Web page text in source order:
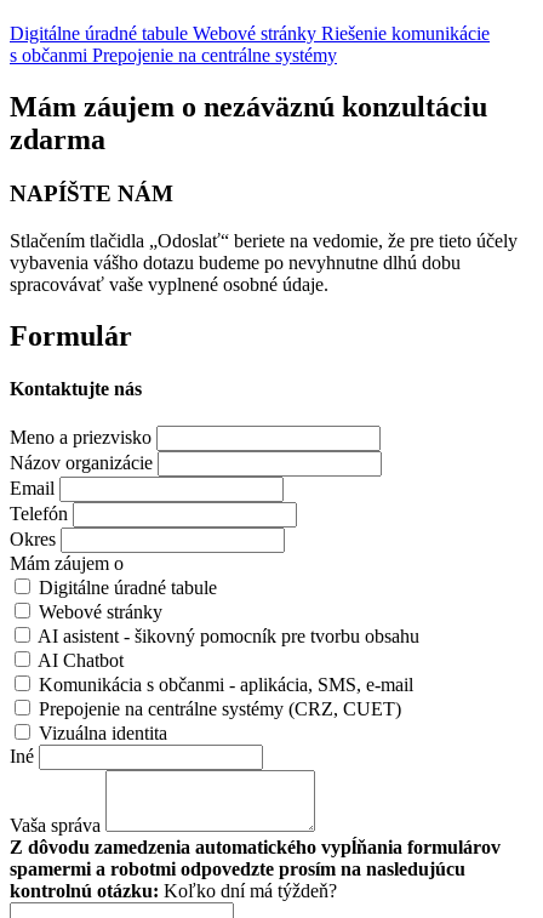
Digitálne úradné tabule Webové stránky Riešenie komunikácie
s občanmi Prepojenie na centrálne systémy
Mám záujem o nezáväznú konzultáciu
zdarma
NAPÍŠTE NÁM
Stlačením tlačidla „Odoslať“ beriete na vedomie, že pre tieto účely
vybavenia vášho dotazu budeme po nevyhnutne dlhú dobu
spracovávať vaše vyplnené osobné údaje.
Formulár
Kontaktujte nás
Meno a priezvisko
Názov organizácie
Email
Telefón
Okres
Mám záujem o
Digitálne úradné tabule
Webové stránky
AI asistent - šikovný pomocník pre tvorbu obsahu
AI Chatbot
Komunikácia s občanmi - aplikácia, SMS, e-mail
Prepojenie na centrálne systémy (CRZ, CUET)
Vizuálna identita
Iné
Vaša správa
Z dôvodu zamedzenia automatického vypĺňania formulárov
spamermi a robotmi odpovedzte prosím na nasledujúcu
kontrolnú otázku: Koľko dní má týždeň?